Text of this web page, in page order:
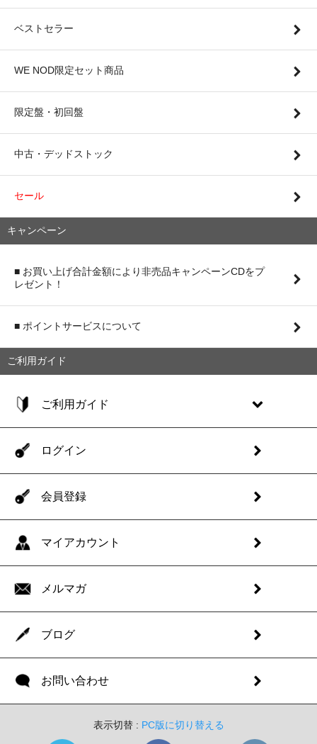
ベストセラー
WE NOD限定セット商品
限定盤・初回盤
中古・デッドストック
セール
キャンペーン
■ お買い上げ合計金額により非売品キャンペーンCDをプ
レゼント！
■ ポイントサービスについて
ご利用ガイド
ご利用ガイド
ログイン
会員登録
マイアカウント
メルマガ
ブログ
お問い合わせ
表示切替 : PC版に切り替える